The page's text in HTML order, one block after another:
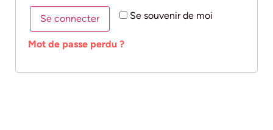
Se souvenir de moi
Se connecter
Mot de passe perdu ?